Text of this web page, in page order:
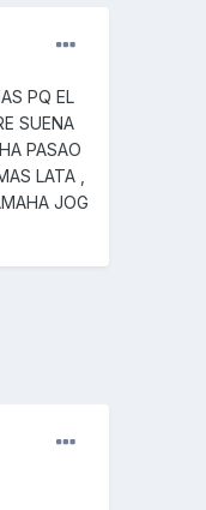
PQ EL
SUENA
PASAO
LATA ,
JOG